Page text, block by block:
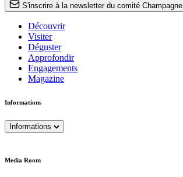
S'inscrire à la newsletter du comité Champagne
Découvrir
Visiter
Déguster
Approfondir
Engagements
Magazine
Informations
Informations
Media Room